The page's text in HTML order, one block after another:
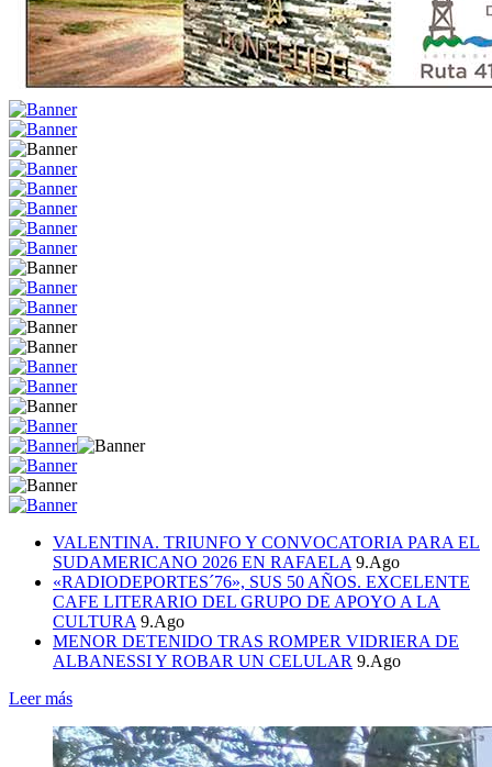
VALENTINA. TRIUNFO Y CONVOCATORIA PARA EL
SUDAMERICANO 2026 EN RAFAELA 9.Ago
«RADIODEPORTES´76», SUS 50 AÑOS. EXCELENTE
CAFE LITERARIO DEL GRUPO DE APOYO A LA
CULTURA 9.Ago
MENOR DETENIDO TRAS ROMPER VIDRIERA DE
ALBANESSI Y ROBAR UN CELULAR 9.Ago
Leer más